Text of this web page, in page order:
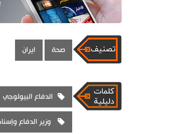
صحة ايران
الدفاع البيولوجي
وزير الدفاع